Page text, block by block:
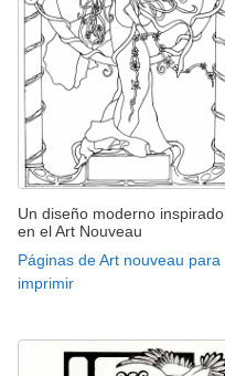
Un diseño moderno inspirado
en el Art Nouveau
Páginas de Art nouveau para
imprimir